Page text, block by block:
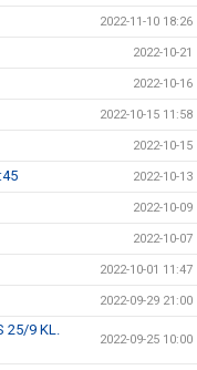
2022-11-10 18:26
2022-10-21
2022-10-16
2022-10-15 11:58
2022-10-15
2022-10-13
2022-10-09
2022-10-07
2022-10-01 11:47
2022-09-29 21:00
25/9 KL.
2022-09-25 10:00